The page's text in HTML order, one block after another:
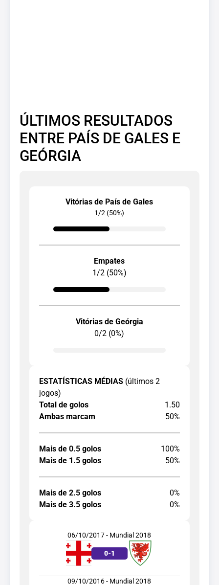
ÚLTIMOS RESULTADOS
ENTRE PAÍS DE GALES E
GEÓRGIA
Vitórias de País de Gales
1/2 (50%)
Empates
1/2 (50%)
Vitórias de Geórgia
0/2 (0%)
ESTATÍSTICAS MÉDIAS (últimos 2
jogos)
Total de golos
1.50
Ambas marcam
50%
Mais de 0.5 golos
100%
Mais de 1.5 golos
50%
Mais de 2.5 golos
0%
Mais de 3.5 golos
0%
06/10/2017 - Mundial 2018
0-1
09/10/2016 - Mundial 2018